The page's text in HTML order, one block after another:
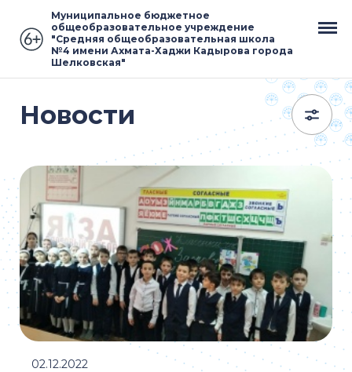
Муниципальное бюджетное
общеобразовательное учреждение
"Средняя общеобразовательная школа
№4 имени Ахмата-Хаджи Кадырова города
Шелковская"
Новости
02.12.2022